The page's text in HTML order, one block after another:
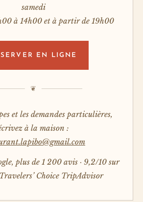
samedi
à 14h00 et à partir de 19h00
EN LIGNE
et les demandes particulières,
à la maison :
plus de 1 200 avis · 9,2/10 sur
Choice TripAdvisor